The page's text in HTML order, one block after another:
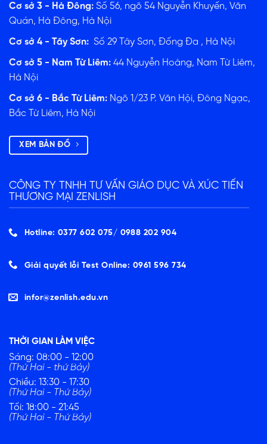
Cơ sở 3 - Hà Đông: Số 56, ngõ 54 Nguyễn Khuyến, Văn
Quán, Hà Đông, Hà Nội
Cơ sở 4 - Tây Sơn: Số 29 Tây Sơn, Đống Đa , Hà Nội
Cơ sở 5 - Nam Từ Liêm: 44 Nguyễn Hoàng, Nam Từ Liêm,
Hà Nội
Cơ sở 6 - Bắc Từ Liêm: Ngõ 1/23 P. Văn Hội, Đông Ngạc,
Bắc Từ Liêm, Hà Nội
XEM BẢN ĐỒ
CÔNG TY TNHH TƯ VẤN GIÁO DỤC VÀ XÚC TIẾN
THƯƠNG MẠI ZENLISH
Hotline: 0377 602 075/ ‭0988 202 904‬
Giải quyết lỗi Test Online: 0961 596 734
infor@zenlish.edu.vn
THỜI GIAN LÀM VIỆC
Sáng: 08:00 - 12:00
(Thứ Hai - thứ Bảy)
Chiều: 13:30 - 17:30
(Thứ Hai - Thứ Bảy)
Tối: 18:00 - 21:45
(Thứ Hai - Thứ Bảy)